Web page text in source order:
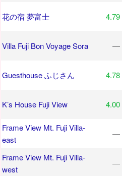
花の宿 夢富士 4.79
Villa Fuji Bon Voyage Sora ―
Guesthouse ふじさん 4.78
K’s House Fuji View 4.00
Frame View Mt. Fuji Villa-
east
―
Frame View Mt. Fuji Villa-
west
―